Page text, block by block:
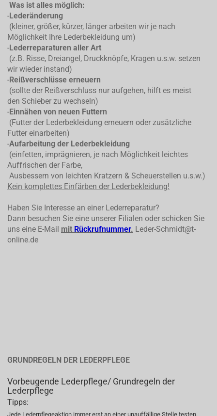
Was ist alles möglich:
-Lederänderung
(kleiner, größer, kürzer, länger arbeiten wir je nach
Möglichkeit Ihre Lederbekleidung um)
-Lederreparaturen aller Art
(z.B. Risse, Dreiangel, Druckknöpfe, Kragen u.s.w. setzen
wir wieder instand)
-Reißverschlüsse erneuern
(sollte der Reißverschluss nur aufgehen, hilft es meist
den Schieber zu wechseln)
-Einnähen von neuen Futtern
(Futter der Lederbekleidung erneuern oder zusätzliche
Futter einarbeiten)
-Aufarbeitung der Lederbekleidung
(einfetten, imprägnieren, je nach Möglichkeit leichtes
Auffrischen der Farbe,
Ausbessern von leichten Kratzern & Scheuerstellen u.s.w.)
Kein komplettes Einfärben der Lederbekleidung!
Haben Sie Interesse an einer Lederreparatur?
Dann besuchen Sie eine unserer Filialen oder schicken Sie
uns eine E-Mail mit Rückrufnummer. Leder-Schmidt@t-
online.de
GRUNDREGELN DER LEDERPFLEGE
Vorbeugende Lederpflege/ Grundregeln der
Lederpflege
Tipps:
Jede Lederpflegeaktion immer erst an einer unauffällige Stelle testen.